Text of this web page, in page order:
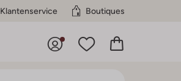
Klantenservice Boutiques